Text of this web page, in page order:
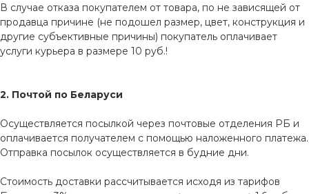
В случае отказа покупателем от товара, по не зависящей от
продавца причине (не подошел размер, цвет, конструкция и
другие субъективные причины) покупатель оплачивает
услуги курьера в размере 10 руб.!
2. Почтой по Беларуси
Осуществляется посылкой через почтовые отделения РБ и
оплачивается получателем с помощью наложенного платежа.
Отправка посылок осуществляется в будние дни.
Стоимость доставки рассчитывается исходя из тарифов